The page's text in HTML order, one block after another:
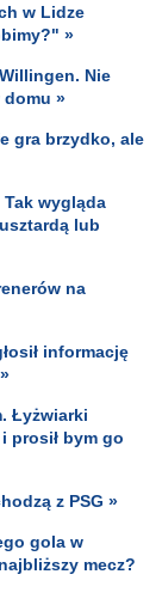
w Lidze
»
Nie
domu »
gra brzydko, ale
wygląda
lub
na
informację
Łyżwiarki
prosił bym go
z PSG »
gola w
mecz?